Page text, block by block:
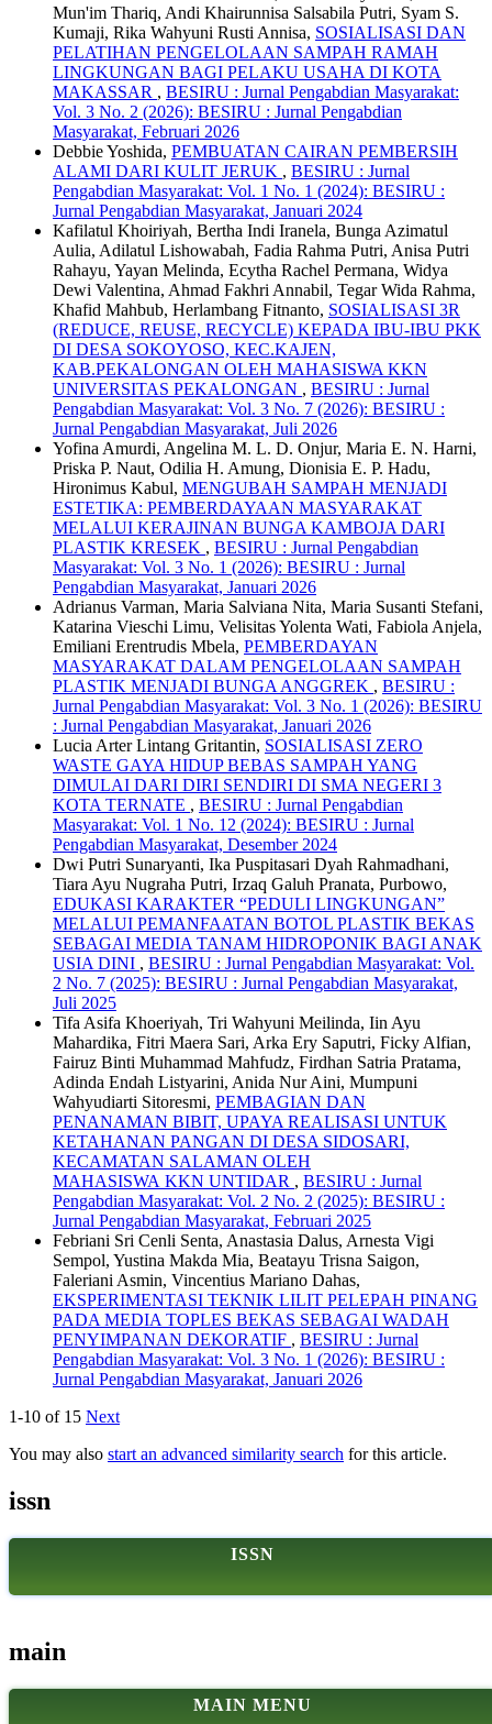
Mun'im Thariq, Andi Khairunnisa Salsabila Putri, Syam S.
Kumaji, Rika Wahyuni Rusti Annisa, SOSIALISASI DAN
PELATIHAN PENGELOLAAN SAMPAH RAMAH
LINGKUNGAN BAGI PELAKU USAHA DI KOTA
MAKASSAR , BESIRU : Jurnal Pengabdian Masyarakat:
Vol. 3 No. 2 (2026): BESIRU : Jurnal Pengabdian
Masyarakat, Februari 2026
Debbie Yoshida, PEMBUATAN CAIRAN PEMBERSIH
ALAMI DARI KULIT JERUK , BESIRU : Jurnal
Pengabdian Masyarakat: Vol. 1 No. 1 (2024): BESIRU :
Jurnal Pengabdian Masyarakat, Januari 2024
Kafilatul Khoiriyah, Bertha Indi Iranela, Bunga Azimatul
Aulia, Adilatul Lishowabah, Fadia Rahma Putri, Anisa Putri
Rahayu, Yayan Melinda, Ecytha Rachel Permana, Widya
Dewi Valentina, Ahmad Fakhri Annabil, Tegar Wida Rahma,
Khafid Mahbub, Herlambang Fitnanto, SOSIALISASI 3R
(REDUCE, REUSE, RECYCLE) KEPADA IBU-IBU PKK
DI DESA SOKOYOSO, KEC.KAJEN,
KAB.PEKALONGAN OLEH MAHASISWA KKN
UNIVERSITAS PEKALONGAN , BESIRU : Jurnal
Pengabdian Masyarakat: Vol. 3 No. 7 (2026): BESIRU :
Jurnal Pengabdian Masyarakat, Juli 2026
Yofina Amurdi, Angelina M. L. D. Onjur, Maria E. N. Harni,
Priska P. Naut, Odilia H. Amung, Dionisia E. P. Hadu,
Hironimus Kabul, MENGUBAH SAMPAH MENJADI
ESTETIKA: PEMBERDAYAAN MASYARAKAT
MELALUI KERAJINAN BUNGA KAMBOJA DARI
PLASTIK KRESEK , BESIRU : Jurnal Pengabdian
Masyarakat: Vol. 3 No. 1 (2026): BESIRU : Jurnal
Pengabdian Masyarakat, Januari 2026
Adrianus Varman, Maria Salviana Nita, Maria Susanti Stefani,
Katarina Vieschi Limu, Velisitas Yolenta Wati, Fabiola Anjela,
Emiliani Erentrudis Mbela, PEMBERDAYAN
MASYARAKAT DALAM PENGELOLAAN SAMPAH
PLASTIK MENJADI BUNGA ANGGREK , BESIRU :
Jurnal Pengabdian Masyarakat: Vol. 3 No. 1 (2026): BESIRU
: Jurnal Pengabdian Masyarakat, Januari 2026
Lucia Arter Lintang Gritantin, SOSIALISASI ZERO
WASTE GAYA HIDUP BEBAS SAMPAH YANG
DIMULAI DARI DIRI SENDIRI DI SMA NEGERI 3
KOTA TERNATE , BESIRU : Jurnal Pengabdian
Masyarakat: Vol. 1 No. 12 (2024): BESIRU : Jurnal
Pengabdian Masyarakat, Desember 2024
Dwi Putri Sunaryanti, Ika Puspitasari Dyah Rahmadhani,
Tiara Ayu Nugraha Putri, Irzaq Galuh Pranata, Purbowo,
EDUKASI KARAKTER “PEDULI LINGKUNGAN”
MELALUI PEMANFAATAN BOTOL PLASTIK BEKAS
SEBAGAI MEDIA TANAM HIDROPONIK BAGI ANAK
USIA DINI , BESIRU : Jurnal Pengabdian Masyarakat: Vol.
2 No. 7 (2025): BESIRU : Jurnal Pengabdian Masyarakat,
Juli 2025
Tifa Asifa Khoeriyah, Tri Wahyuni Meilinda, Iin Ayu
Mahardika, Fitri Maera Sari, Arka Ery Saputri, Ficky Alfian,
Fairuz Binti Muhammad Mahfudz, Firdhan Satria Pratama,
Adinda Endah Listyarini, Anida Nur Aini, Mumpuni
Wahyudiarti Sitoresmi, PEMBAGIAN DAN
PENANAMAN BIBIT, UPAYA REALISASI UNTUK
KETAHANAN PANGAN DI DESA SIDOSARI,
KECAMATAN SALAMAN OLEH
MAHASISWA KKN UNTIDAR , BESIRU : Jurnal
Pengabdian Masyarakat: Vol. 2 No. 2 (2025): BESIRU :
Jurnal Pengabdian Masyarakat, Februari 2025
Febriani Sri Cenli Senta, Anastasia Dalus, Arnesta Vigi
Sempol, Yustina Makda Mia, Beatayu Trisna Saigon,
Faleriani Asmin, Vincentius Mariano Dahas,
EKSPERIMENTASI TEKNIK LILIT PELEPAH PINANG
PADA MEDIA TOPLES BEKAS SEBAGAI WADAH
PENYIMPANAN DEKORATIF , BESIRU : Jurnal
Pengabdian Masyarakat: Vol. 3 No. 1 (2026): BESIRU :
Jurnal Pengabdian Masyarakat, Januari 2026
1-10 of 15 Next
You may also start an advanced similarity search for this article.
issn
ISSN
main
MAIN MENU